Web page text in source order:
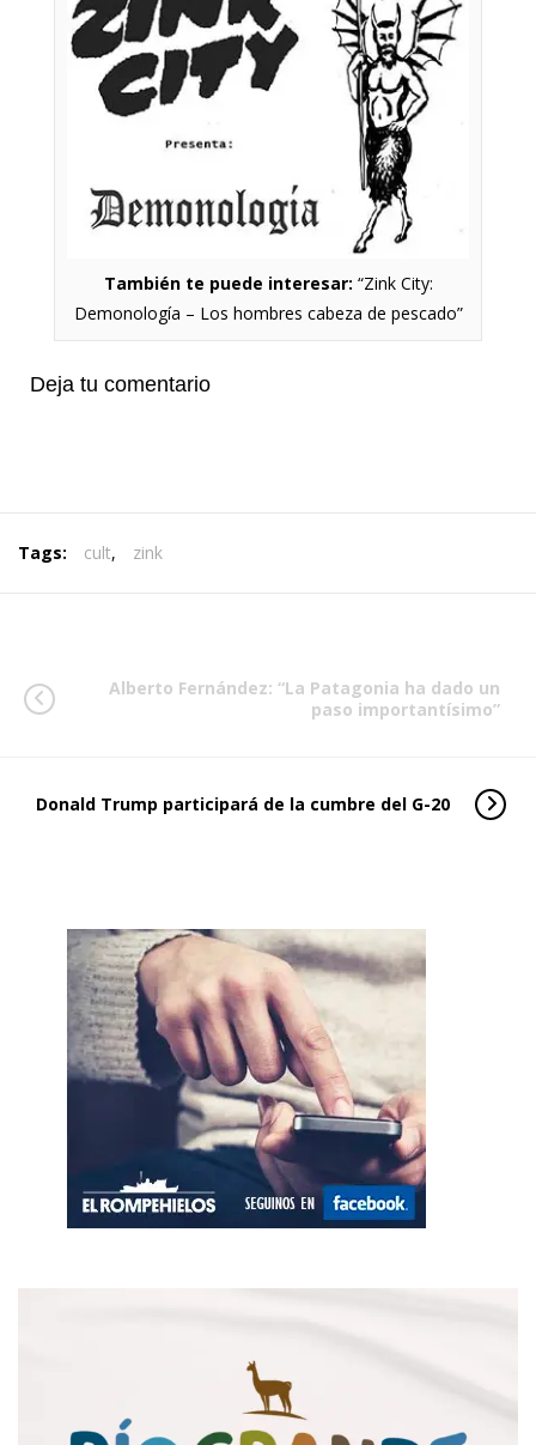
También te puede interesar: “Zink City:
Demonología – Los hombres cabeza de pescado”
Deja tu comentario
Tags: cult, zink
Alberto Fernández: “La Patagonia ha dado un
paso importantísimo”
Donald Trump participará de la cumbre del G-20